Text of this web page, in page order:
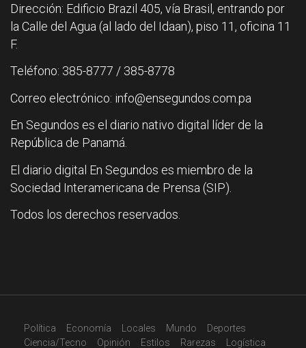
Dirección: Edificio Brazil 405, vía Brasil, entrando por
la Calle del Agua (al lado del Idaan), piso 11, oficina 11
F.
Teléfono: 385-8777 / 385-8778
Correo electrónico: info@ensegundos.com.pa
En Segundos es el diario nativo digital líder de la
República de Panamá.
El diario digital En Segundos es miembro de la
Sociedad Interamericana de Prensa (SIP).
Todos los derechos reservados.
Política Economía Locales Mundo
Deportes
Ciencia/Tecno
Opinión Estilos Rarezas Logística